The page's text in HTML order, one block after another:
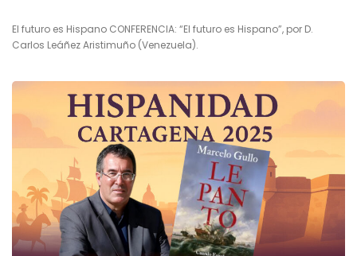
El futuro es Hispano CONFERENCIA: “El futuro es Hispano”, por D.
Carlos Leáñez Aristimuño (Venezuela).